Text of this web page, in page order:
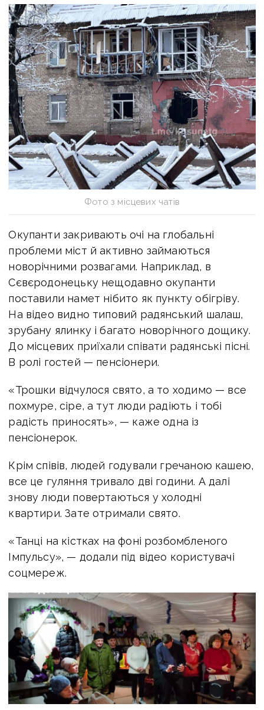
Фото з місцевих чатів
Окупанти закривають очі на глобальні
проблеми міст й активно займаються
новорічними розвагами. Наприклад, в
Сєвєродонецьку нещодавно окупанти
поставили намет нібито як пункту обігріву.
На відео видно типовий радянський шалаш,
зрубану ялинку і багато новорічного дощику.
До місцевих приїхали співати радянські пісні.
В ролі гостей — пенсіонери.
«Трошки відчулося свято, а то ходимо — все
похмуре, сіре, а тут люди радіють і тобі
радість приносять», — каже одна із
пенсіонерок.
Крім співів, людей годували гречаною кашею,
все це гуляння тривало дві години. А далі
знову люди повертаються у холодні
квартири. Зате отримали свято.
«Танці на кістках на фоні розбомбленого
Імпульсу», — додали під відео користувачі
соцмереж.